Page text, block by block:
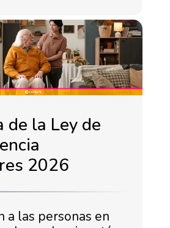
de la Ley de
2026
a las personas en